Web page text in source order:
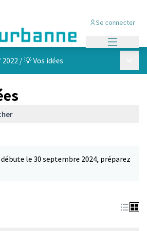
Se connecter
/💡 Vos idées
le 30 septembre 2024, préparez